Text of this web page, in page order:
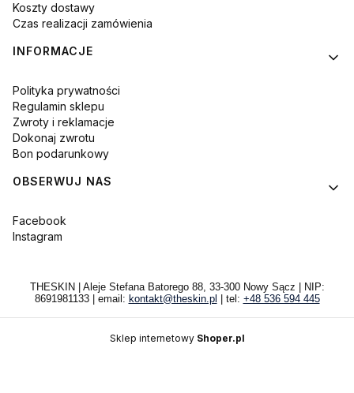
Koszty dostawy
Czas realizacji zamówienia
INFORMACJE
Polityka prywatności
Regulamin sklepu
Zwroty i reklamacje
Dokonaj zwrotu
Bon podarunkowy
OBSERWUJ NAS
Facebook
Instagram
THESKIN | Aleje Stefana Batorego 88, 33-300 Nowy Sącz | NIP:
8691981133 | email: kontakt@theskin.pl | tel: +48 536 594 445
Sklep internetowy Shoper.pl